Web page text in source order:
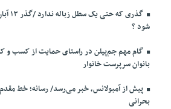
گذری
شود ؟
گام مهم جم‌پیلن در راستای حمایت از کسب و
بانوان سرپرست خانوار
پیش از آمبولانس، خبر می‌رسد/ رسانه؛ خط
بحرانی